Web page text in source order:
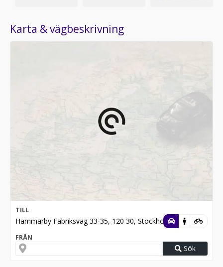
Karta & vägbeskrivning
TILL
Hammarby Fabriksväg 33-35, 120 30, Stockholm
FRÅN
Sök